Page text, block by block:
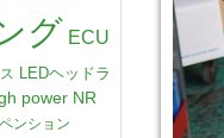
グ ECU
LEDヘッドラ
power NR
ンション